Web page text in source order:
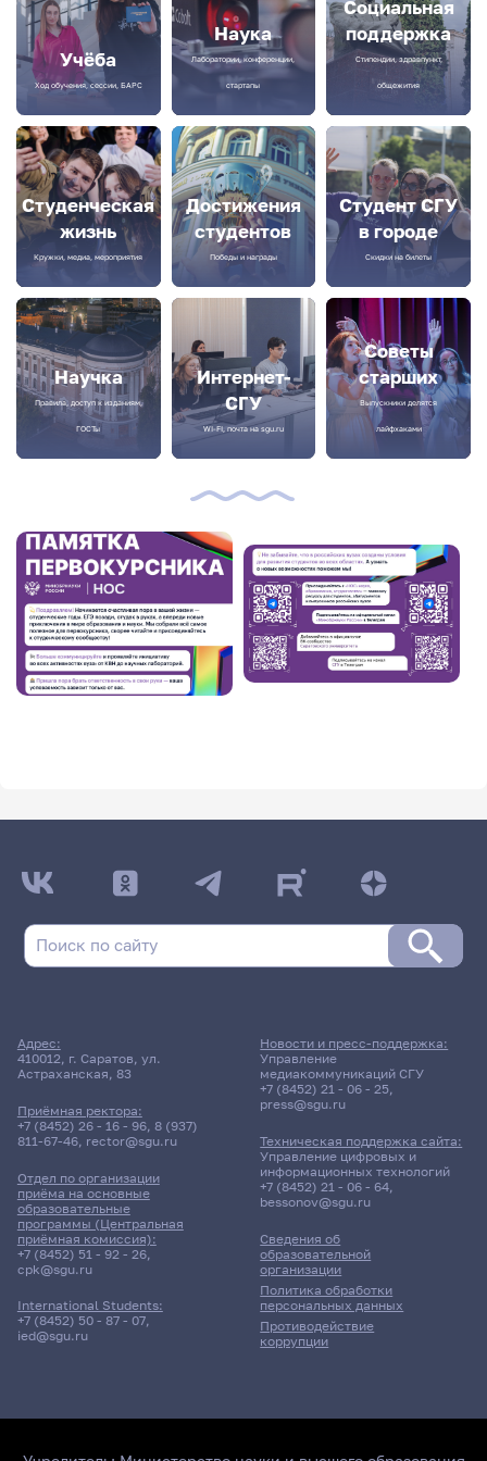
Учёба
Ход обучения, сессии, БАРС
Наука
Лаборатории, конференции,
стартапы
Социальная
поддержка
Стипендии, здравпункт,
общежития
Студенческая
жизнь
Кружки, медиа, мероприятия
Достижения
студентов
Победы и награды
Студент СГУ
в городе
Скидки на билеты
Научка
Правила, доступ к изданиям,
ГОСТы
Интернет-
СГУ
WI-FI, почта на sgu.ru
Советы
старших
Выпускники делятся
лайфхаками
Image
Image
Адрес:
410012, г. Саратов, ул.
Астраханская, 83
Приёмная ректора:
+7 (8452) 26 - 16 - 96, 8 (937)
811-67-46, rector@sgu.ru
Отдел по организации
приёма на основные
образовательные
программы (Центральная
приёмная комиссия):
+7 (8452) 51 - 92 - 26,
cpk@sgu.ru
International Students:
+7 (8452) 50 - 87 - 07,
ied@sgu.ru
Сведения об
образовательной
организации
Политика обработки
персональных данных
Противодействие
коррупции
Новости и пресс-поддержка:
Управление
медиакоммуникаций СГУ
+7 (8452) 21 - 06 - 25,
press@sgu.ru
Техническая поддержка сайта:
Управление цифровых и
информационных технологий
+7 (8452) 21 - 06 - 64,
bessonov@sgu.ru